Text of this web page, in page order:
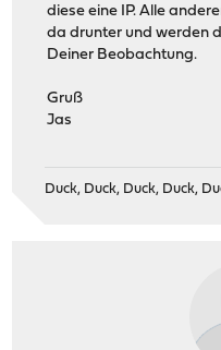
diese eine IP. Alle
da drunter und werden
Deiner Beobachtung.
Gruß
Jas
Duck, Duck, Duck, Duck,